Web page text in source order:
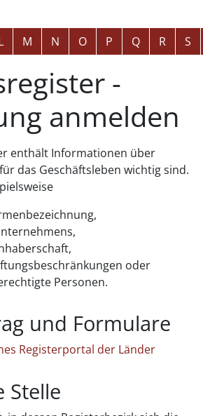
überspringen
M N O P Q R S
-
anmelden
enthält Informationen über
das Geschäftsleben wichtig sind.
oder
Personen.
und Formulare
Registerportal der Länder
Stelle